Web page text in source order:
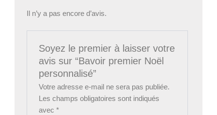
Il n’y a pas encore d’avis.
Soyez le premier à laisser votre
avis sur “Bavoir premier Noël
personnalisé”
Votre adresse e-mail ne sera pas publiée.
Les champs obligatoires sont indiqués
avec*